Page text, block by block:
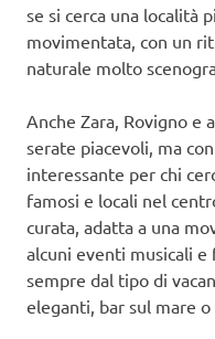
se si cerca una località
movimentata, con un
naturale molto
Anche Zara, Rovigno e
serate piacevoli, ma
interessante per chi
famosi e locali nel
curata, adatta a una
alcuni eventi musicali e
sempre dal tipo di
eleganti, bar sul mare